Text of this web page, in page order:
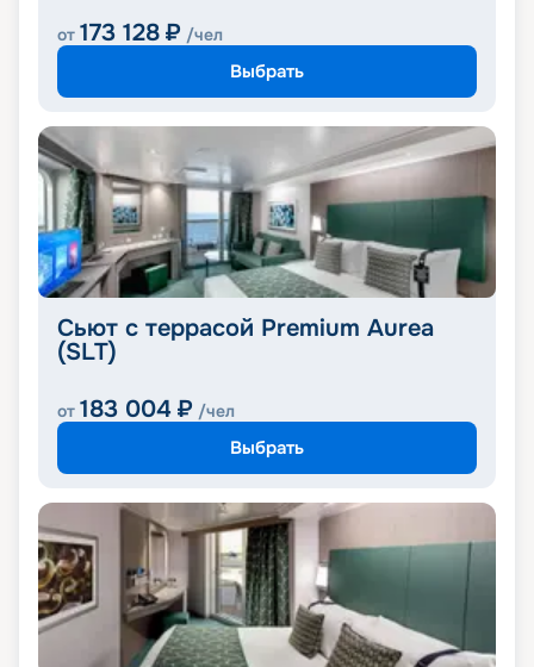
от 173 128 ₽ /чел
Выбрать
Сьют с террасой Premium Aurea
(SLT)
от 183 004 ₽ /чел
Выбрать